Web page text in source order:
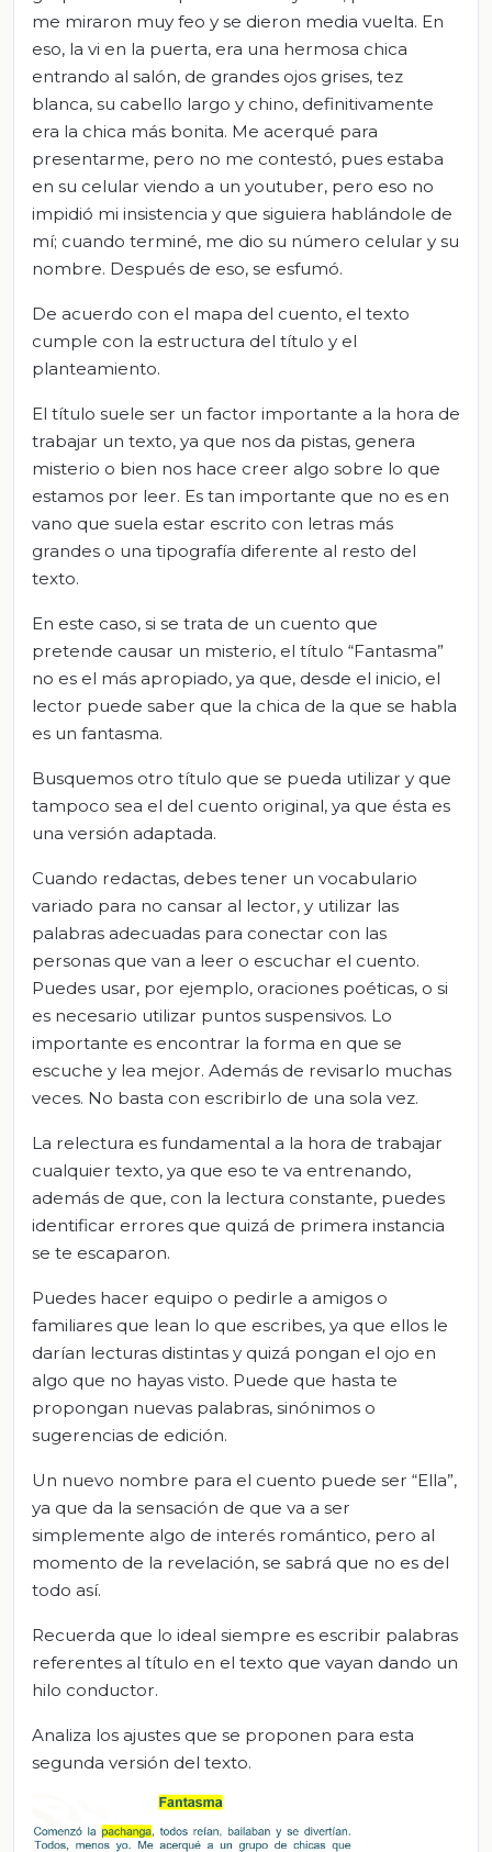
me miraron muy feo y se dieron media vuelta. En
eso, la vi en la puerta, era una hermosa chica
entrando al salón, de grandes ojos grises, tez
blanca, su cabello largo y chino, definitivamente
era la chica más bonita. Me acerqué para
presentarme, pero no me contestó, pues estaba
en su celular viendo a un youtuber, pero eso no
impidió mi insistencia y que siguiera hablándole de
mí; cuando terminé, me dio su número celular y su
nombre. Después de eso, se esfumó.
De acuerdo con el mapa del cuento, el texto
cumple con la estructura del título y el
planteamiento.
El título suele ser un factor importante a la hora de
trabajar un texto, ya que nos da pistas, genera
misterio o bien nos hace creer algo sobre lo que
estamos por leer. Es tan importante que no es en
vano que suela estar escrito con letras más
grandes o una tipografía diferente al resto del
texto.
En este caso, si se trata de un cuento que
pretende causar un misterio, el título “Fantasma”
no es el más apropiado, ya que, desde el inicio, el
lector puede saber que la chica de la que se habla
es un fantasma.
Busquemos otro título que se pueda utilizar y que
tampoco sea el del cuento original, ya que ésta es
una versión adaptada.
Cuando redactas, debes tener un vocabulario
variado para no cansar al lector, y utilizar las
palabras adecuadas para conectar con las
personas que van a leer o escuchar el cuento.
Puedes usar, por ejemplo, oraciones poéticas, o si
es necesario utilizar puntos suspensivos. Lo
importante es encontrar la forma en que se
escuche y lea mejor. Además de revisarlo muchas
veces. No basta con escribirlo de una sola vez.
La relectura es fundamental a la hora de trabajar
cualquier texto, ya que eso te va entrenando,
además de que, con la lectura constante, puedes
identificar errores que quizá de primera instancia
se te escaparon.
Puedes hacer equipo o pedirle a amigos o
familiares que lean lo que escribes, ya que ellos le
darían lecturas distintas y quizá pongan el ojo en
algo que no hayas visto. Puede que hasta te
propongan nuevas palabras, sinónimos o
sugerencias de edición.
Un nuevo nombre para el cuento puede ser “Ella”,
ya que da la sensación de que va a ser
simplemente algo de interés romántico, pero al
momento de la revelación, se sabrá que no es del
todo así.
Recuerda que lo ideal siempre es escribir palabras
referentes al título en el texto que vayan dando un
hilo conductor.
Analiza los ajustes que se proponen para esta
segunda versión del texto.